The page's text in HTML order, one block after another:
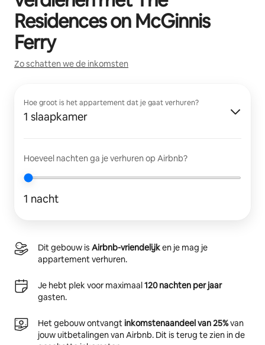
Residences on McGinnis
Ferry
Zo schatten we de inkomsten
Hoe groot is het appartement dat je gaat verhuren?
1 slaapkamer
Hoeveel nachten ga je verhuren op Airbnb?
1 nacht
Dit gebouw is Airbnb-vriendelijken je mag je
appartement verhuren.
Je hebt plek voor maximaal 120 nachten per jaar
gasten.
Het gebouw ontvangtinkomstenaandeel van 25%van
jouw uitbetalingen van Airbnb. Dit is terug te zien in de